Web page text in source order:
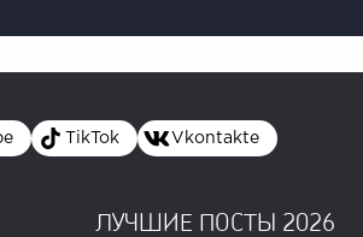
TikTok Vkontakte
ЛУЧШИЕ ПОСТЫ 2026